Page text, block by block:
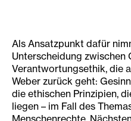
Als Ansatzpunkt dafür
Unterscheidung zwischen
Verantwortungsethik, die
Weber zurück geht:
die ethischen Prinzipien,
liegen – im Fall des
Menschenrechte,